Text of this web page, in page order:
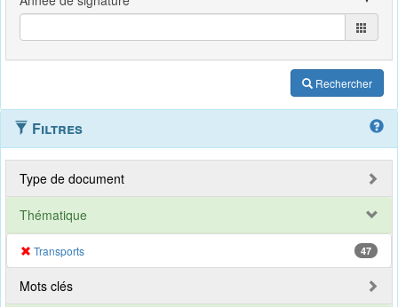
Rechercher
Filtres
Type de document
Thématique
Transports 47
Mots clés